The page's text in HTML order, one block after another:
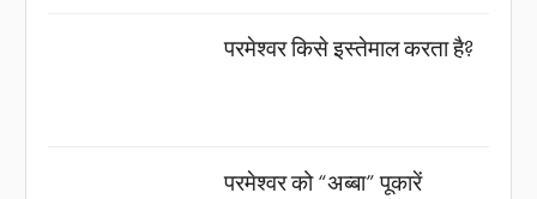
परमेश्वर किसे इस्तेमाल करता है?
परमेश्वर को “अब्बा” पूकारें